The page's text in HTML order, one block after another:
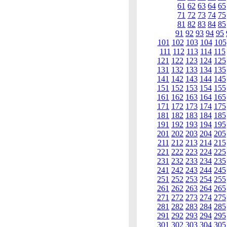
61 62 63 64 65
71 72 73 74 75
81 82 83 84 85
91 92 93 94 95
101 102 103 104 105
111 112 113 114 115
121 122 123 124 125
131 132 133 134 135
141 142 143 144 145
151 152 153 154 155
161 162 163 164 165
171 172 173 174 175
181 182 183 184 185
191 192 193 194 195
201 202 203 204 205
211 212 213 214 215
221 222 223 224 225
231 232 233 234 235
241 242 243 244 245
251 252 253 254 255
261 262 263 264 265
271 272 273 274 275
281 282 283 284 285
291 292 293 294 295
301 302 303 304 305